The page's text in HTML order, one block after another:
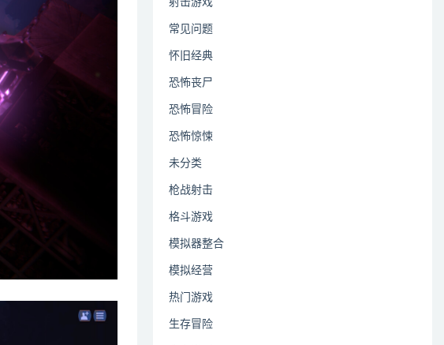
射击游戏
常见问题
怀旧经典
恐怖丧尸
恐怖冒险
恐怖惊悚
未分类
枪战射击
格斗游戏
模拟器整合
模拟经营
热门游戏
生存冒险